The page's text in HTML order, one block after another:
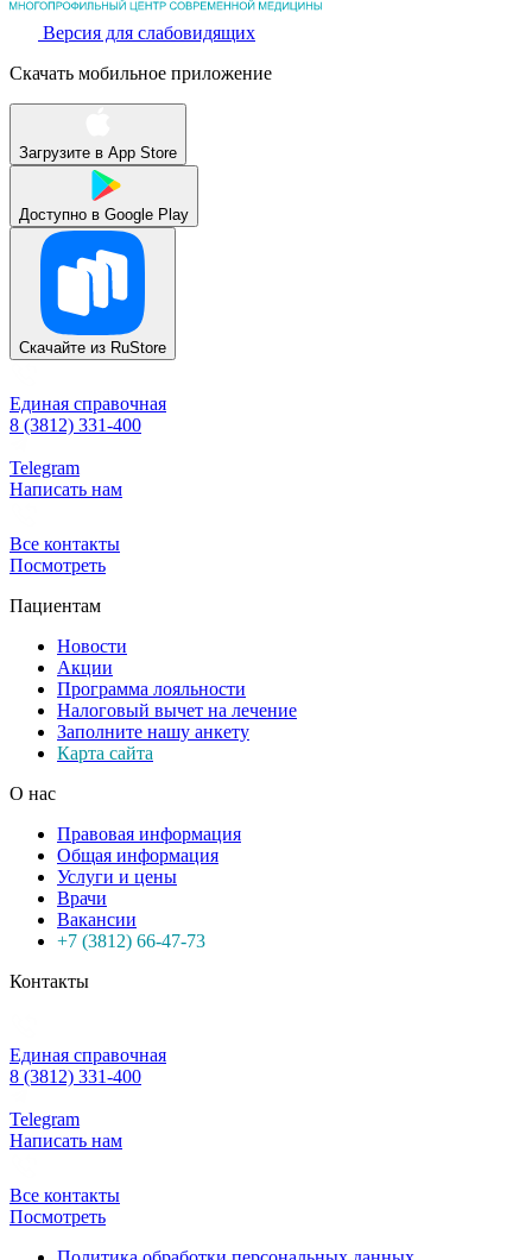
Версия для слабовидящих
Скачать мобильное приложение
Загрузите в App Store
Доступно в Google Play
Скачайте из RuStore
Единая справочная
8 (3812) 331-400
Telegram
Написать нам
Все контакты
Посмотреть
Пациентам
Новости
Акции
Программа лояльности
Налоговый вычет на лечение
Заполните нашу анкету
Карта сайта
О нас
Правовая информация
Общая информация
Услуги и цены
Врачи
Вакансии
+7 (3812) 66-47-73
Контакты
Единая справочная
8 (3812) 331-400
Telegram
Написать нам
Все контакты
Посмотреть